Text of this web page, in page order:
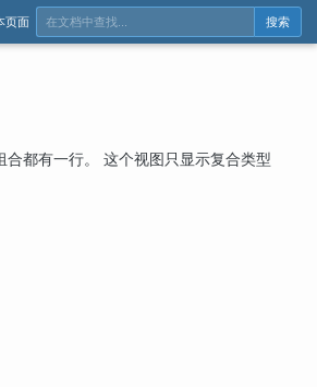
页面 搜索
都有一行。 这个视图只显示复合类型